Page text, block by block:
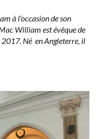
à l’occasion de son
William est évêque de
2017. Né en Angleterre, il